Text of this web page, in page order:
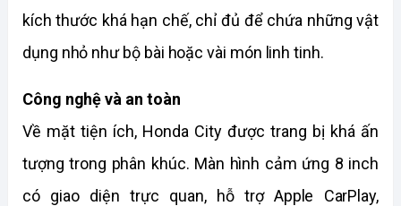
kích thước khá hạn chế, chỉ đủ để chứa những vật
dụng nhỏ như bộ bài hoặc vài món linh tinh.
Công nghệ và an toàn
Về mặt tiện ích, Honda City được trang bị khá ấn
tượng trong phân khúc. Màn hình cảm ứng 8 inch
có giao diện trực quan, hỗ trợ Apple CarPlay,